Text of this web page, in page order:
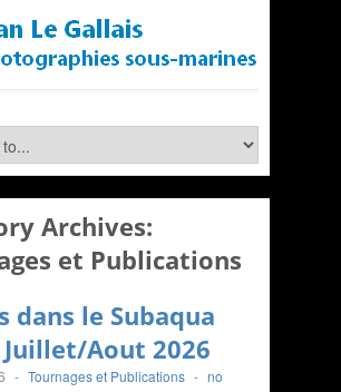
Archives:
et Publications
dans le Subaqua
Juillet/Aout 2026
- Tournages et Publications - no